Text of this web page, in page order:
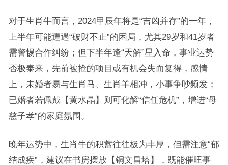
对于生肖牛而言，2024甲辰年将是“吉凶并存”的一年，
上半年可能遭遇“破财不止”的困局，尤其29岁和41岁者
需警惕合作纠纷；但下半年逢“天解”星入命，事业运势
否极泰来，先前被抢的项目或有机会失而复得，感情
上，未婚者易与生肖马、生肖羊相冲，小事争吵频发；
已婚者若佩戴【黄水晶】则可化解“信任危机”，增进“母
慈子孝”的家庭氛围。
晚年运势中，生肖牛的积蓄往往极为丰厚，但需注意“郁
结成疾”，建议在书房摆放【铜文昌塔】，既能催旺事